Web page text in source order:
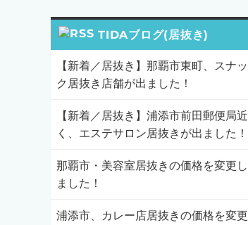
TIDAブログ(居抜き)
【新着／居抜き】那覇市東町、スナッ
ク居抜き店舗が出ました！
【新着／居抜き】浦添市前田郵便局近
く、エステサロン居抜きが出ました！
那覇市・美容室居抜きの価格を変更し
ました！
浦添市、カレー店居抜きの価格を変更